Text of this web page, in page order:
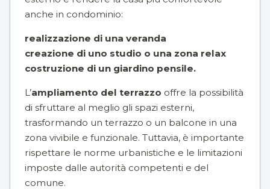
anche in condominio:
realizzazione di una veranda
creazione di uno studio o una zona relax
costruzione di un giardino pensile.
L’ampliamento del terrazzo offre la possibilità
di sfruttare al meglio gli spazi esterni,
trasformando un terrazzo o un balcone in una
zona vivibile e funzionale. Tuttavia, è importante
rispettare le norme urbanistiche e le limitazioni
imposte dalle autorità competenti e del
comune.